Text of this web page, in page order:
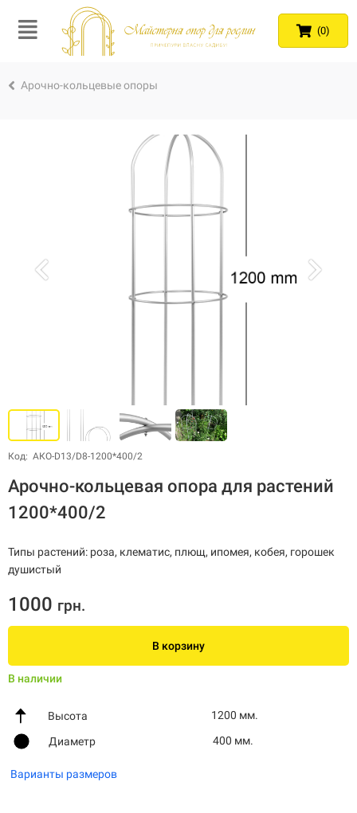
(0)
Арочно-кольцевые опоры
Код: АКО-D13/D8-1200*400/2
Арочно-кольцевая опора для растений
1200*400/2
Типы растений: роза, клематис, плющ, ипомея, кобея, горошек
душистый
1000 грн.
В корзину
В наличии
Высота 1200 мм.
Диаметр 400 мм.
Варианты размеров